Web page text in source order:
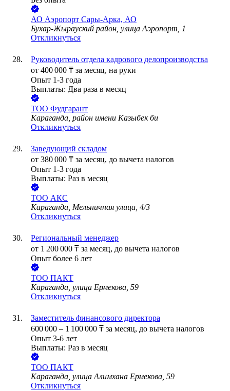
АО Аэропорт Сары-Арка, АО
Бухар-Жырауский район, улица Аэропорт, 1
Откликнуться
Руководитель отдела кадрового делопроизводства
от 400 000 ₸ за месяц, на руки
Опыт 1-3 года
Выплаты: Два раза в месяц
ТОО Фудгарант
Караганда, район имени Казыбек би
Откликнуться
Заведующий складом
от 380 000 ₸ за месяц, до вычета налогов
Опыт 1-3 года
Выплаты: Раз в месяц
ТОО АКС
Караганда, Мельничная улица, 4/3
Откликнуться
Региональный менеджер
от 1 200 000 ₸ за месяц, до вычета налогов
Опыт более 6 лет
ТОО ПАКТ
Караганда, улица Ермекова, 59
Откликнуться
Заместитель финансового директора
600 000 – 1 100 000 ₸ за месяц, до вычета налогов
Опыт 3-6 лет
Выплаты: Раз в месяц
ТОО ПАКТ
Караганда, улица Алимхана Ермекова, 59
Откликнуться